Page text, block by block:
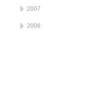
2007
2006